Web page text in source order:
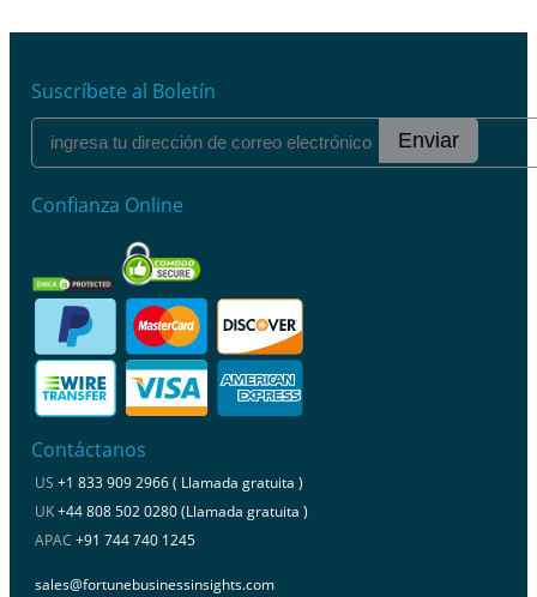
Suscríbete al Boletín
Enviar
Confianza Online
Contáctanos
US +1 833 909 2966 ( Llamada gratuita )
UK+44 808 502 0280 (Llamada gratuita )
APAC +91 744 740 1245
sales@fortunebusinessinsights.com